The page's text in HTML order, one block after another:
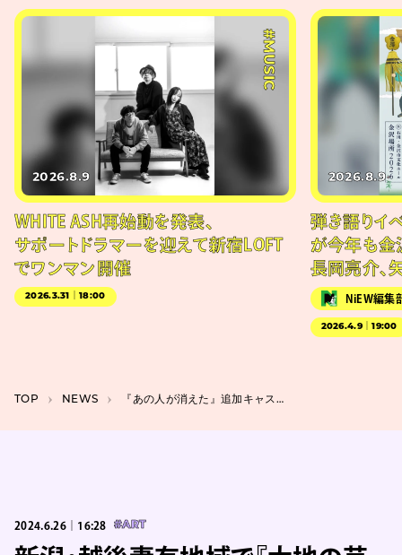
#MUSIC
2026.8.9
WHITE ASH再始動を発表、
サポートドラマーを迎えて新宿LOFT
でワンマン開催
2026.3.31｜18:00
2026.8.9
弾き語りイ
が今年も金
長岡亮介、
NiEW編集
2026.4.9｜19:00
TOP NEWS 『あの人が消えた』追加キャスト発表。北香那、坂井真紀、田中圭らが「消える」特報も
2024.6.26｜16:28 #ART